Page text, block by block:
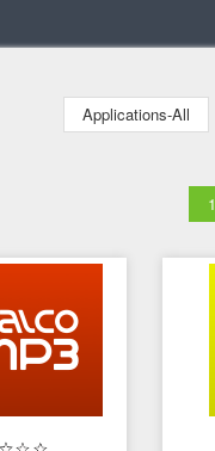
Applications-All